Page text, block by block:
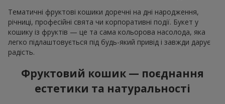
Тематичні фруктові кошики доречні на дні народження,
річниці, професійні свята чи корпоративні події. Букет у
кошику із фруктів — це та сама кольорова насолода, яка
легко підлаштовується під будь-який привід і завжди дарує
радість.
Фруктовий кошик — поєднання
естетики та натуральності